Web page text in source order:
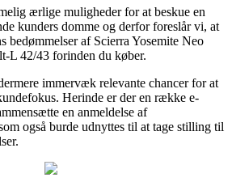
ærlige muligheder for at beskue en
kunders domme og derfor foreslår vi, at
bedømmelser af Scierra Yosemite Neo
L 42/43 forinden du køber.
immervæk relevante chancer for at
Herinde er der en række e-
en anmeldelse af
også burde udnyttes til at tage stilling til